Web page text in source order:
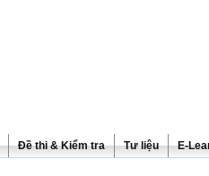
Đề thi & Kiểm tra Tư liệu E-